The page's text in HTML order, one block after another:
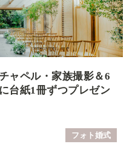
ャペル・家族撮影＆6
台紙1冊ずつプレゼン
フォト婚式